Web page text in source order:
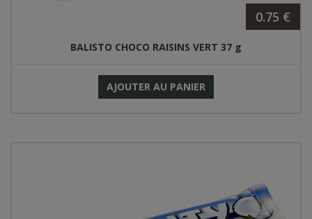
0.75 €
BALISTO CHOCO RAISINS VERT 37 g
AJOUTER AU PANIER